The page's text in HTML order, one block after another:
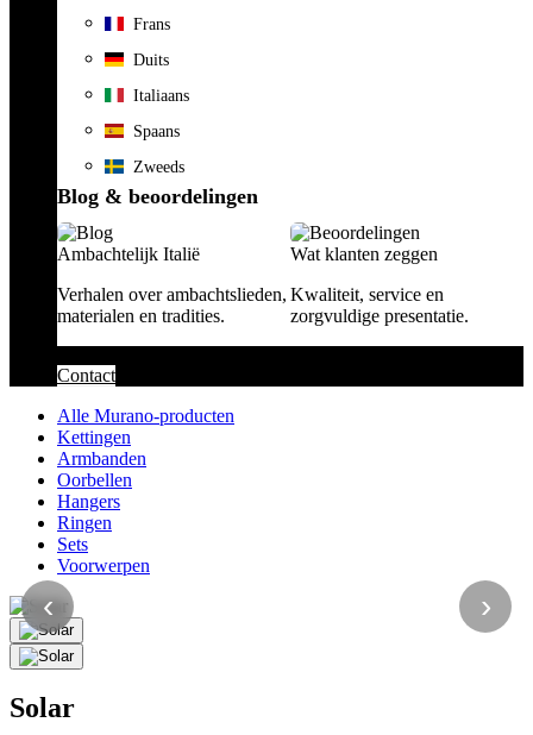
Frans
Duits
Italiaans
Spaans
Zweeds
Blog & beoordelingen
Ambachtelijk Italië
Verhalen over ambachtslieden,
materialen en tradities.
Wat klanten zeggen
Kwaliteit, service en
zorgvuldige presentatie.
Contact
Alle Murano-producten
Kettingen
Armbanden
Oorbellen
Hangers
Ringen
Sets
Voorwerpen
‹ ›
Solar